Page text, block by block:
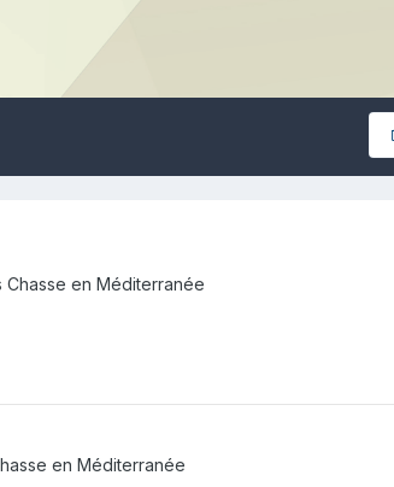
Chasse en Méditerranée
en Méditerranée